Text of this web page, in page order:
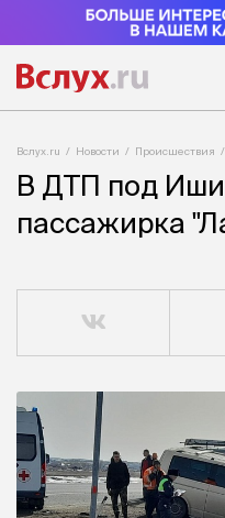
Вслух.ru Новости Происшествия
В ДТП под
пассажирка